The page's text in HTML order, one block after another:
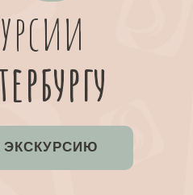
ЭКСКУРСИЮ